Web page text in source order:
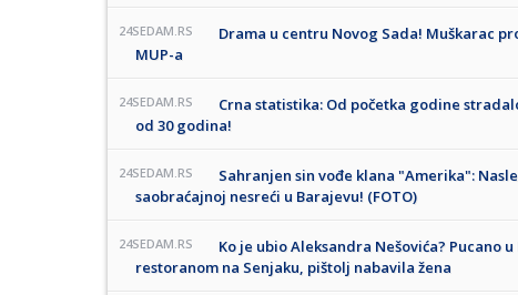
24SEDAM.RS
Drama u centru Novog Sada! Muškarac
MUP-a
24SEDAM.RS
Crna statistika: Od početka godine
od 30 godina!
24SEDAM.RS
Sahranjen sin vođe klana "Amerika":
saobraćajnoj nesreći u Barajevu! (FOTO)
24SEDAM.RS
Ko je ubio Aleksandra Nešovića? Pucano
restoranom na Senjaku, pištolj nabavila žena